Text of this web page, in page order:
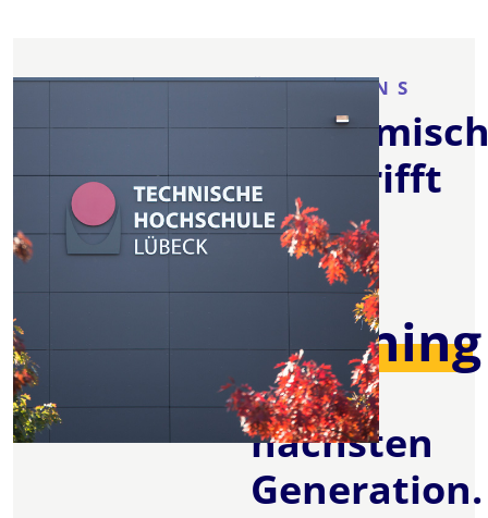
ÜBER UNS
Erbe trifft
auf
E-
Learning
der
nächsten
Generation.